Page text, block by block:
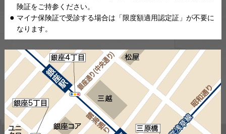
険証をご持参ください。
マイナ保険証で受診する場合は「限度額適用認定証」が不要に
なります。